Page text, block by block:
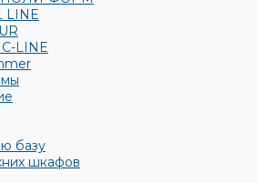
LINE
LINE
базу
шкафов